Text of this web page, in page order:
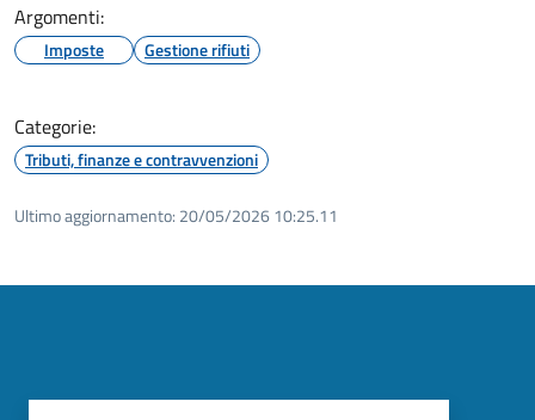
Argomenti:
Imposte Gestione rifiuti
Categorie:
Tributi, finanze e contravvenzioni
Ultimo aggiornamento: 20/05/2026 10:25.11